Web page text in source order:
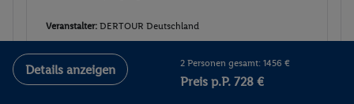
Veranstalter: DERTOUR Deutschland
Weitere Informationen des
Veranstalters
Nicht
verfügbar
Details anzeigen 2 Personen gesamt: 1456 €
Preis p.P. 728 €